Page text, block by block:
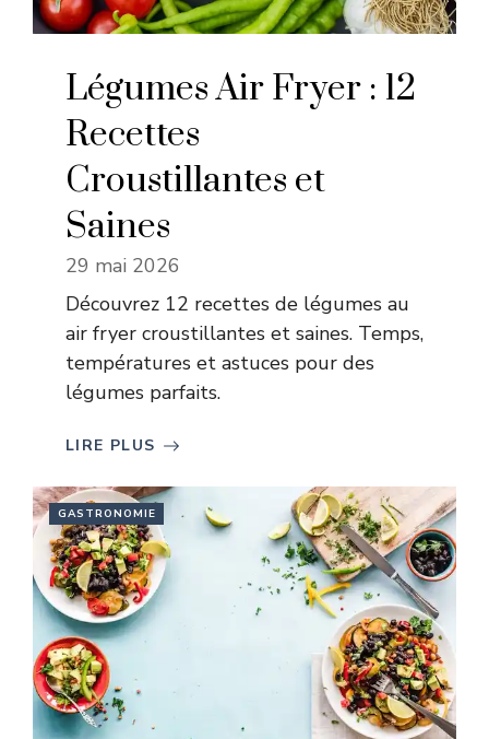
Légumes Air Fryer : 12
Recettes
Croustillantes et
Saines
29 mai 2026
Découvrez 12 recettes de légumes au
air fryer croustillantes et saines. Temps,
températures et astuces pour des
légumes parfaits.
LIRE PLUS
GASTRONOMIE